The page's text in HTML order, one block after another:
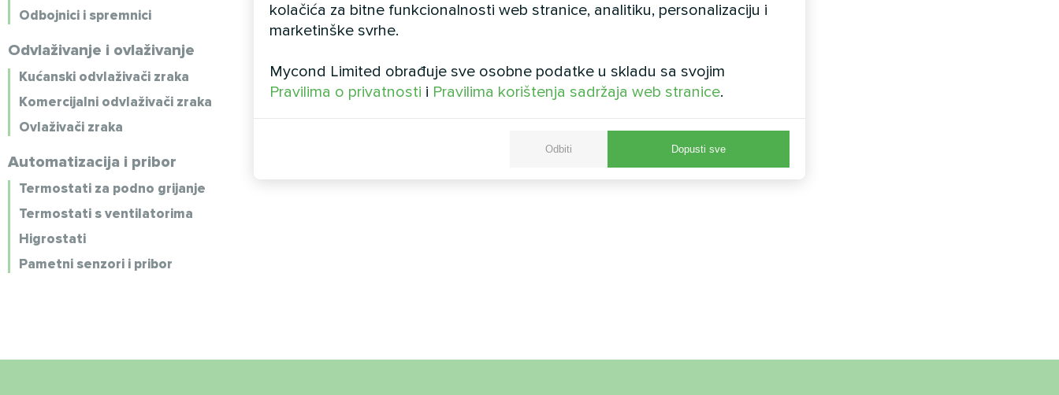
Odbojnici i spremnici
Odvlaživanje i ovlaživanje
Kućanski odvlaživači zraka
Komercijalni odvlaživači zraka
Ovlaživači zraka
Automatizacija i pribor
Termostati za podno grijanje
Termostati s ventilatorima
Higrostati
Pametni senzori i pribor
kolačića za bitne funkcionalnosti web stranice, analitiku, personalizaciju i
marketinške svrhe.
Mycond Limited obrađuje sve osobne podatke u skladu sa svojim
Pravilima o privatnosti i Pravilima korištenja sadržaja web stranice.
Odbiti Dopusti sve